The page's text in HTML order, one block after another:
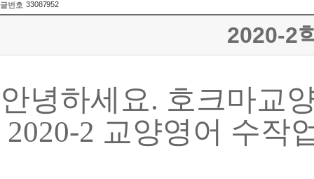
글번호 33087952
2020-2
안녕하세요. 호크마교
2020-2 교양영어 수작